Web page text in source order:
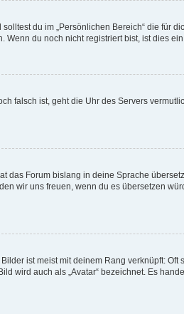
du im „Persönlichen Bereich“ die für
du noch nicht registriert bist, ist dies ein
falsch ist, geht die Uhr des Servers
Forum bislang in deine Sprache
wir uns freuen, wenn du es übersetzen
ist meist mit deinem Rang verknüpft: Oft
wird auch als „Avatar“ bezeichnet. Es